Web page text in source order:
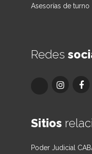
Asesorías de turno
Redes
Sitios
Poder Judicial